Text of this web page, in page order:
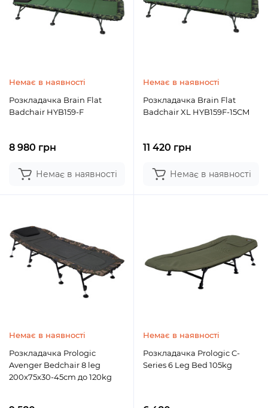
Немає в наявності
Розкладачка Brain Flat
Badchair HYB159-F
8 980 грн
Немає в наявності
Немає в наявності
Розкладачка Brain Flat
Badchair XL HYB159F-15CM
11 420 грн
Немає в наявності
Немає в наявності
Розкладачка Prologic
Avenger Bedchair 8 leg
200x75х30-45cm до 120kg
Немає в наявності
Розкладачка Prologic C-
Series 6 Leg Bed 105kg